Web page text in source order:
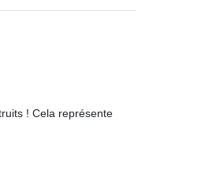
! Cela représente